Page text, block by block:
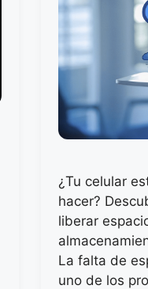
¿Tu celular
hacer?
liberar
La falta de
uno de los